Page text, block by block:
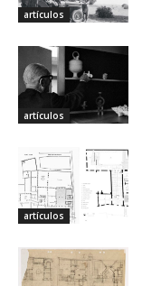
artículos
artículos
artículos